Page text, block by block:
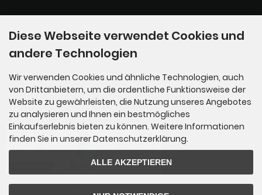
Informationen
Sitemap
Zahlungsmethoden
Diese Webseite verwendet Cookies und
andere Technologien
Wir verwenden Cookies und ähnliche Technologien, auch
von Drittanbietern, um die ordentliche Funktionsweise der
Website zu gewährleisten, die Nutzung unseres Angebotes
zu analysieren und Ihnen ein bestmögliches
Einkaufserlebnis bieten zu können. Weitere Informationen
finden Sie in unserer Datenschutzerklärung.
ALLE AKZEPTIEREN